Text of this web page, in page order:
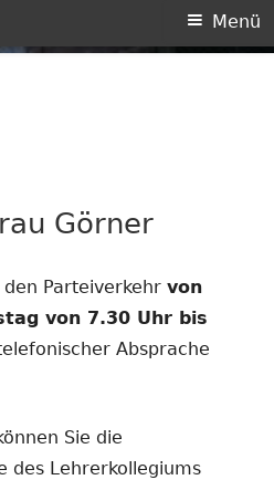
Menü
Görner
Parteiverkehr von
von 7.30 Uhr bis
Absprache
Sie die
des Lehrerkollegiums